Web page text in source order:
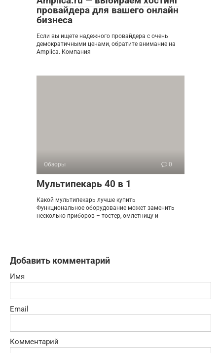
провайдера для вашего онлайн
бизнеса
Если вы ищете надежного провайдера с очень
демократичными ценами, обратите внимание на
Amplica. Компания
Обзоры 0
Мультипекарь 40 в 1
Какой мультипекарь лучше купить
Функциональное оборудование может заменить
несколько приборов – тостер, омлетницу и
Добавить комментарий
Имя
Email
Комментарий